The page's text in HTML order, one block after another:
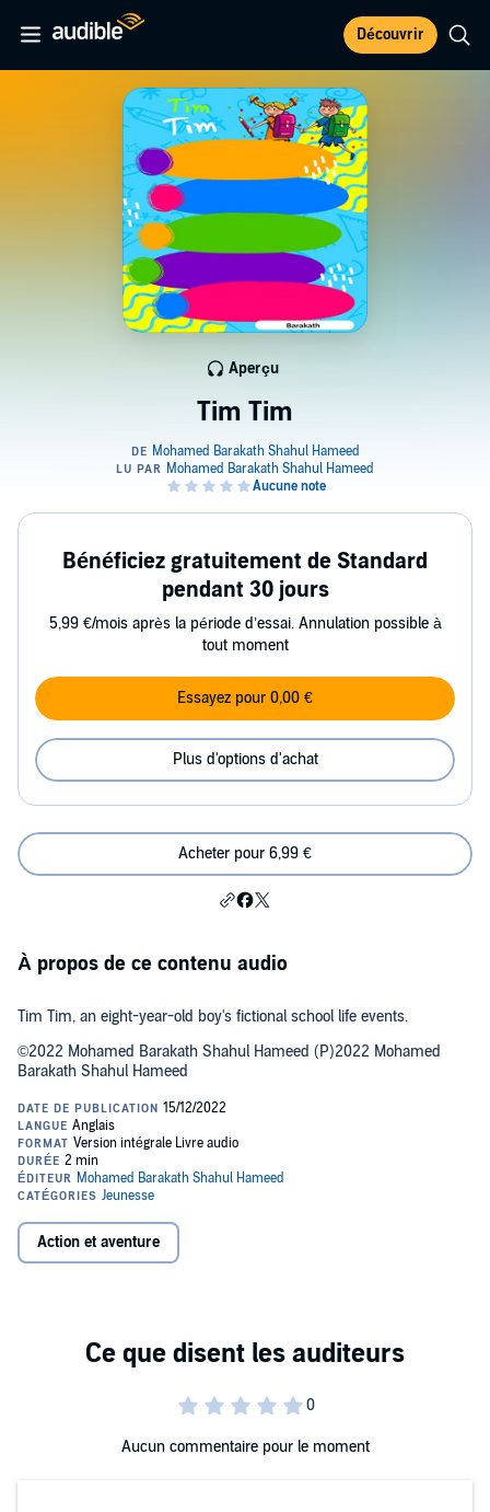
Découvrir
Tim Tim
Aperçu
Bénéficiez gratuitement de Standard
pendant 30 jours
5,99 €/mois après la période d’essai. Annulation possible à
tout moment
Essayez pour 0,00 €
Plus d'options d'achat
Acheter pour 6,99 €
À propos de ce contenu audio
Tim Tim, an eight-year-old boy's fictional school life events.
©2022 Mohamed Barakath Shahul Hameed (P)2022 Mohamed
Barakath Shahul Hameed
Action et aventure
Aucun commentaire pour le moment